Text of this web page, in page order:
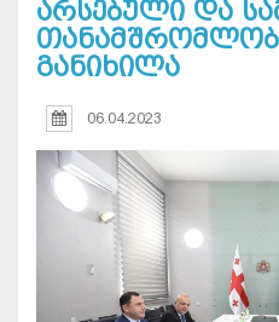
არსებული და
განიხილა
06.04.2023